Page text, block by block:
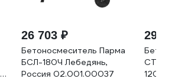
26 703 ₽
Бетоносмеситель Парма
БСЛ-180Ч Лебедянь,
Россия 02.001.00037
29
120042